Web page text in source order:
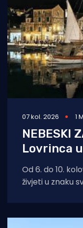
07 kol. 2026 1
NEBESKI
Lovrinca
Od 6. do 10.
živjeti u znaku